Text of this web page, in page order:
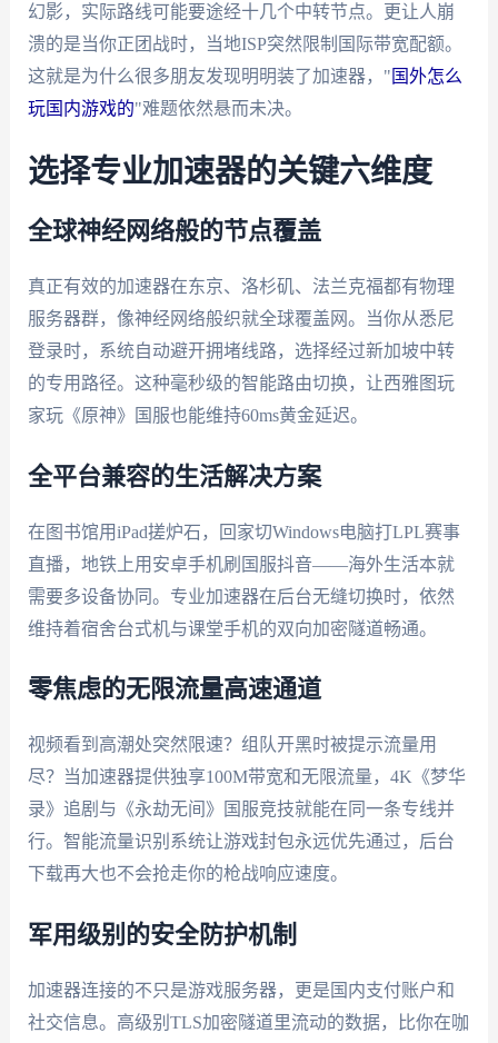
幻影，实际路线可能要途经十几个中转节点。更让人崩
溃的是当你正团战时，当地ISP突然限制国际带宽配额。
这就是为什么很多朋友发现明明装了加速器，" 国外怎么
玩国内游戏的"难题依然悬而未决。
选择专业加速器的关键六维度
全球神经网络般的节点覆盖
真正有效的加速器在东京、洛杉矶、法兰克福都有物理
服务器群，像神经网络般织就全球覆盖网。当你从悉尼
登录时，系统自动避开拥堵线路，选择经过新加坡中转
的专用路径。这种毫秒级的智能路由切换，让西雅图玩
家玩《原神》国服也能维持60ms黄金延迟。
全平台兼容的生活解决方案
在图书馆用iPad搓炉石，回家切Windows电脑打LPL赛事
直播，地铁上用安卓手机刷国服抖音——海外生活本就
需要多设备协同。专业加速器在后台无缝切换时，依然
维持着宿舍台式机与课堂手机的双向加密隧道畅通。
零焦虑的无限流量高速通道
视频看到高潮处突然限速？组队开黑时被提示流量用
尽？当加速器提供独享100M带宽和无限流量，4K《梦华
录》追剧与《永劫无间》国服竞技就能在同一条专线并
行。智能流量识别系统让游戏封包永远优先通过，后台
下载再大也不会抢走你的枪战响应速度。
军用级别的安全防护机制
加速器连接的不只是游戏服务器，更是国内支付账户和
社交信息。高级别TLS加密隧道里流动的数据，比你在咖